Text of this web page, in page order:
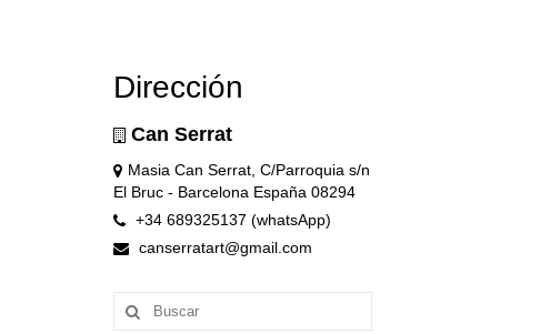
Dirección
Can Serrat
Masia Can Serrat, C/Parroquia s/n
El Bruc - Barcelona España 08294
+34 689325137 (whatsApp)
canserratart@gmail.com
Buscar
por: